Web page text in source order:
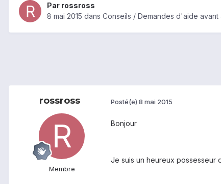
Par rossross
8 mai 2015 dans Conseils / Demandes d'aide avant
rossross
Membre
Posté(e) 8 mai 2015
Bonjour
Je suis un heureux possesseur